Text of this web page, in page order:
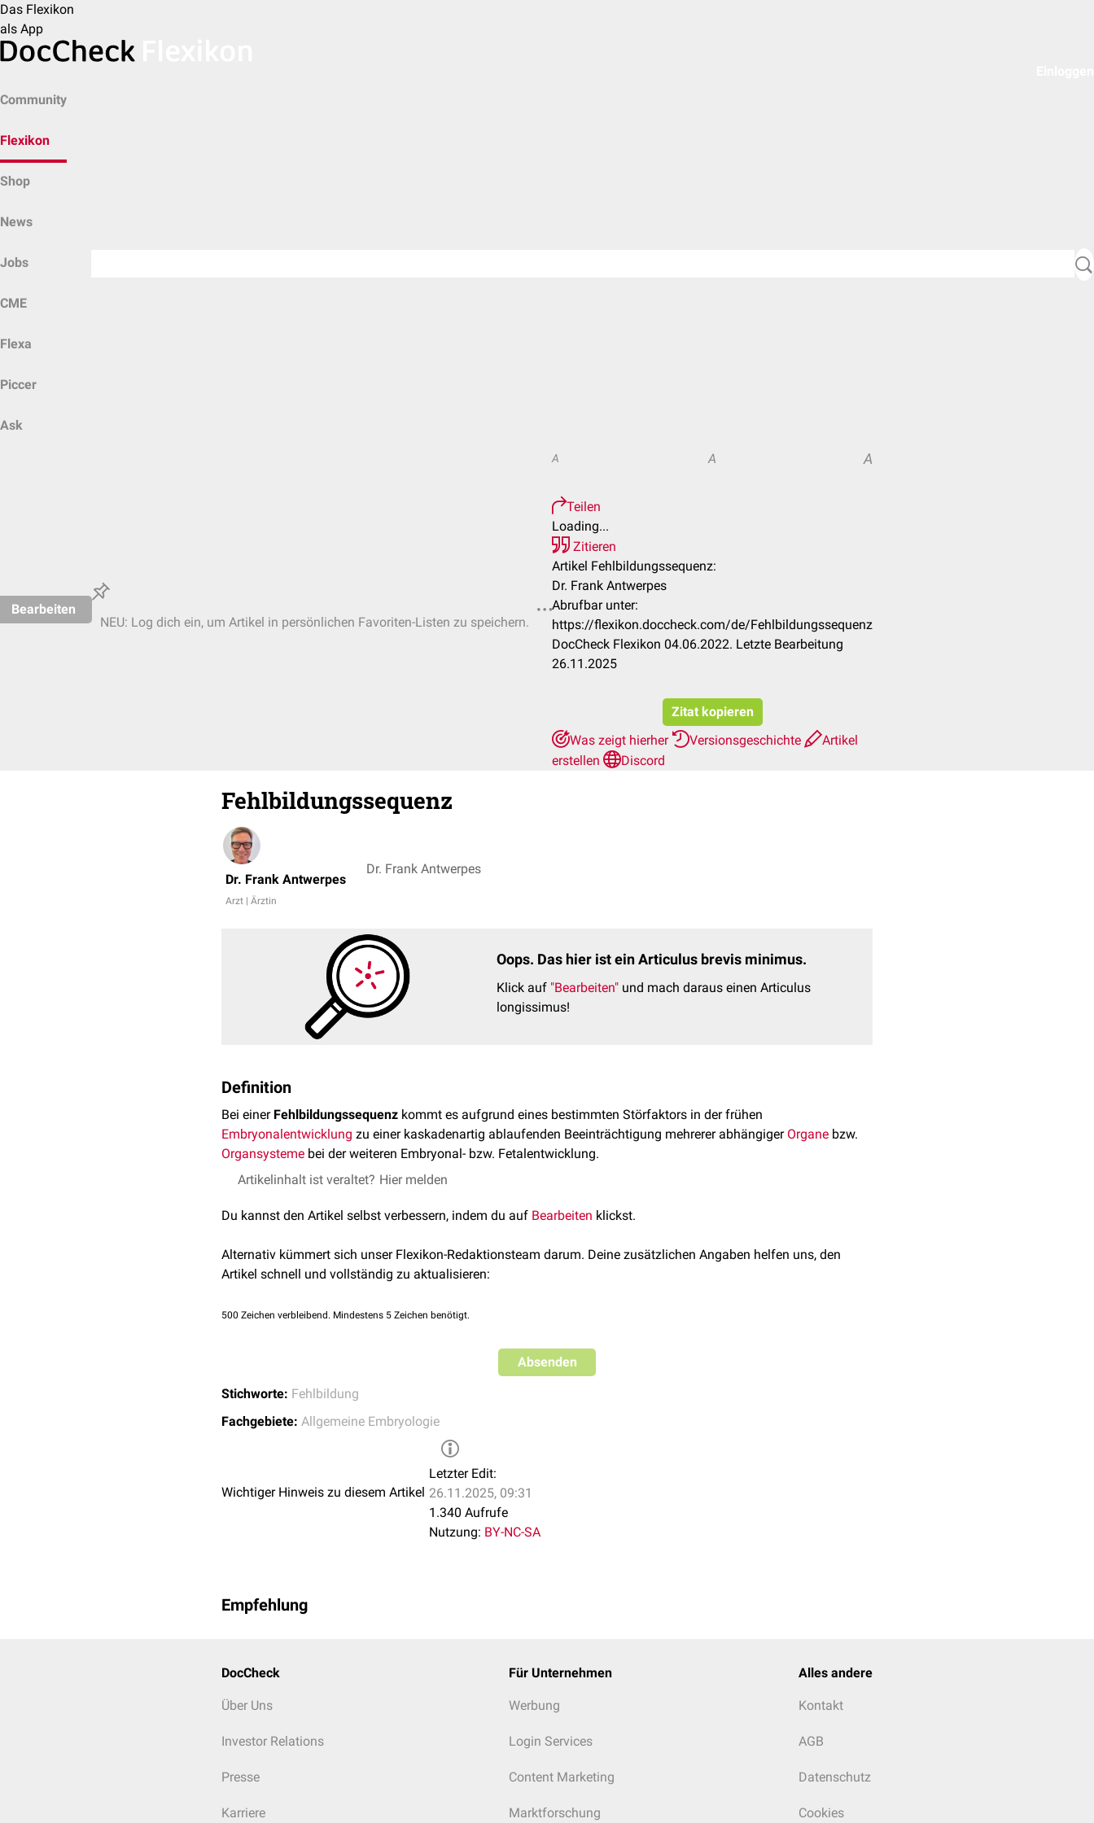
Das Flexikon
als App
Community
Flexikon
Shop
News
Jobs
CME
Flexa
Piccer
Ask
Bearbeiten
NEU: Log dich ein, um Artikel in persönlichen Favoriten-Listen zu speichern.
A A A
Teilen
Loading...
Zitieren
Artikel Fehlbildungssequenz:
Dr. Frank Antwerpes
Abrufbar unter:
https://flexikon.doccheck.com/de/Fehlbildungssequenz
DocCheck Flexikon 04.06.2022. Letzte Bearbeitung
26.11.2025
Zitat kopieren
Was zeigt hierher
Versionsgeschichte
Artikel
erstellen
Discord
Fehlbildungssequenz
Dr. Frank Antwerpes
Arzt | Ärztin
Dr. Frank Antwerpes
Oops. Das hier ist ein Articulus brevis minimus.
Klick auf "Bearbeiten" und mach daraus einen Articulus
longissimus!
Definition
Bei einer Fehlbildungssequenz kommt es aufgrund eines bestimmten Störfaktors in der frühen
Embryonalentwicklung zu einer kaskadenartig ablaufenden Beeinträchtigung mehrerer abhängiger Organe bzw.
Organsysteme bei der weiteren Embryonal- bzw. Fetalentwicklung.
Artikelinhalt ist veraltet? Hier melden
Du kannst den Artikel selbst verbessern, indem du auf Bearbeiten klickst.
Alternativ kümmert sich unser Flexikon-Redaktionsteam darum. Deine zusätzlichen Angaben helfen uns, den
Artikel schnell und vollständig zu aktualisieren:
500 Zeichen verbleibend. Mindestens 5 Zeichen benötigt.
Absenden
Stichworte: Fehlbildung
Fachgebiete: Allgemeine Embryologie
Wichtiger Hinweis zu diesem Artikel
Letzter Edit:
26.11.2025, 09:31
1.340 Aufrufe
Nutzung: BY-NC-SA
Empfehlung
DocCheck
Über Uns
Investor Relations
Presse
Karriere
Für Unternehmen
Werbung
Login Services
Content Marketing
Marktforschung
Alles andere
Kontakt
AGB
Datenschutz
Cookies